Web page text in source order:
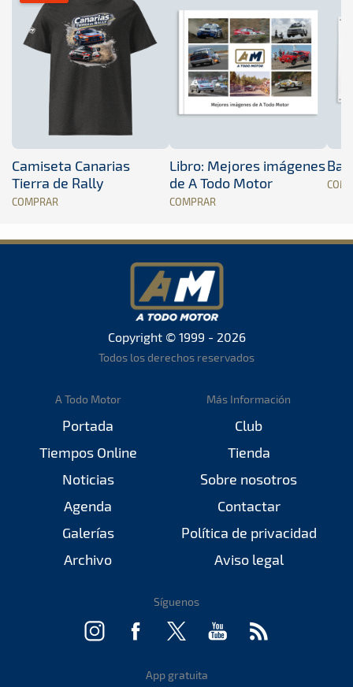
Camiseta Canarias
Tierra de Rally
COMPRAR
Libro: Mejores imágenes
de A Todo Motor
COMPRAR
Copyright © 1999 - 2026
Todos los derechos reservados
A Todo Motor
Portada
Tiempos Online
Noticias
Agenda
Galerías
Archivo
Más Información
Club
Tienda
Sobre nosotros
Contactar
Política de privacidad
Aviso legal
Síguenos
App gratuita